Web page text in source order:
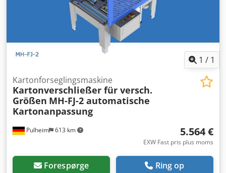
1 / 1
Pulheim 613 km
Kartonforseglingsmaskine
Kartonverschließer für versch.
Größen MH-FJ-2 automatische
Kartonanpassung
5.564 €
EXW Fast pris plus moms
Forespørge Ring op